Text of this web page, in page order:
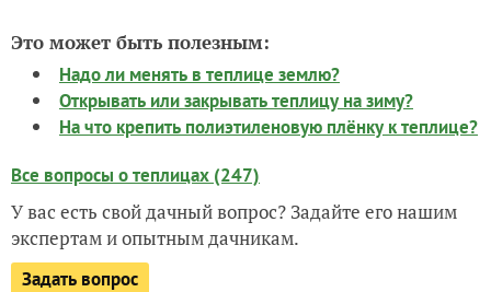
Это может быть полезным:
Надо ли менять в теплице землю?
Открывать или закрывать теплицу на зиму?
На что крепить полиэтиленовую плёнку к теплице?
Все вопросы о теплицах (247)
У вас есть свой дачный вопрос? Задайте его нашим
экспертам и опытным дачникам.
Задать вопрос